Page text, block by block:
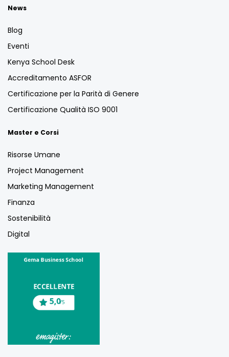
News
Blog
Eventi
Kenya School Desk
Accreditamento ASFOR
Certificazione per la Parità di Genere
Certificazione Qualità ISO 9001
Master e Corsi
Risorse Umane
Project Management
Marketing Management
Finanza
Sostenibilità
Digital